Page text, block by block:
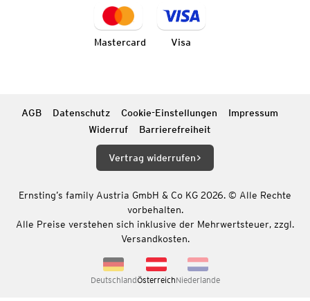
Mastercard Visa
AGB Datenschutz Cookie-Einstellungen
Impressum
Widerruf
Barrierefreiheit
Vertrag widerrufen
Ernsting’s family Austria GmbH & Co KG 2026. © Alle Rechte
vorbehalten.
Alle Preise verstehen sich inklusive der Mehrwertsteuer, zzgl.
Versandkosten.
DeutschlandÖsterreichNiederlande